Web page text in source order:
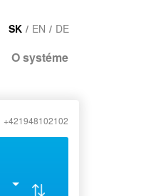
SK / EN / DE
O systéme
+421948102102